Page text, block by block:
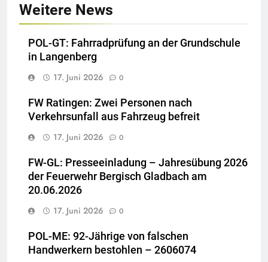
Weitere News
POL-GT: Fahrradprüfung an der Grundschule
in Langenberg
17. Juni 2026
0
FW Ratingen: Zwei Personen nach
Verkehrsunfall aus Fahrzeug befreit
17. Juni 2026
0
FW-GL: Presseeinladung – Jahresübung 2026
der Feuerwehr Bergisch Gladbach am
20.06.2026
17. Juni 2026
0
POL-ME: 92-Jährige von falschen
Handwerkern bestohlen – 2606074